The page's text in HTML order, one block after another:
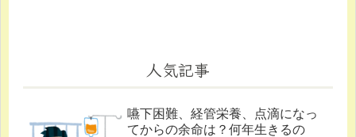
人気記事
嚥下困難、経管栄養、点滴になっ
てからの余命は？何年生きるの